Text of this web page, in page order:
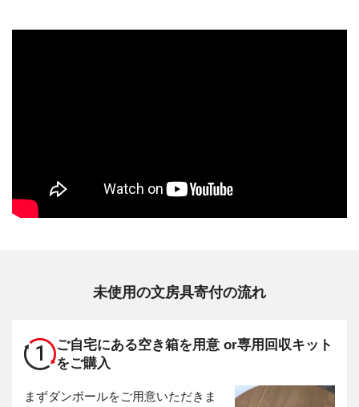
未使用の文房具寄付の流れ
1 ご自宅にある空き箱を用意 or専用回収キット
をご購入
まずダンボールをご用意いただきま